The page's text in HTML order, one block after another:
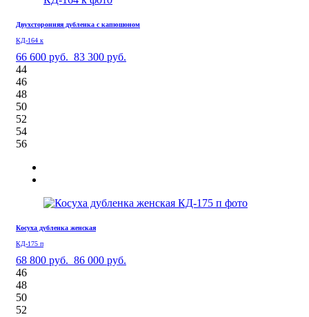
Двухсторонняя дубленка с капюшоном
КД-164 к
66 600 руб. 83 300 руб.
44
46
48
50
52
54
56
Косуха дубленка женская
КД-175 п
68 800 руб. 86 000 руб.
46
48
50
52